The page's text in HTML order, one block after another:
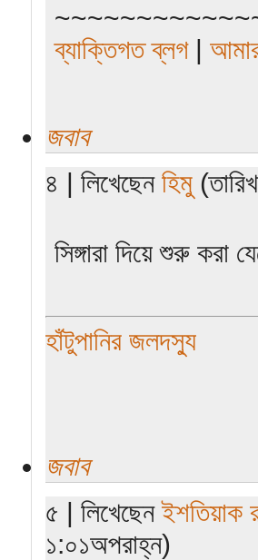
ব্যাক্তিগত ব্লগ|
জবাব
৪ | লিখেছেন হিমু
সিঙ্গারা দিয়ে শুরু
হাঁটুপানির জলদস্যু
জবাব
৫ | লিখেছেনইশতিয়াক
১:০১অপরাহ্ন)